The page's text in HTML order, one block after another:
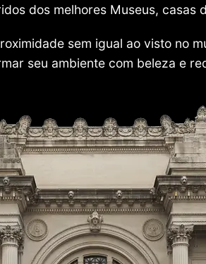
dos melhores Museus, casas
sem igual ao visto no
seu ambiente com beleza e